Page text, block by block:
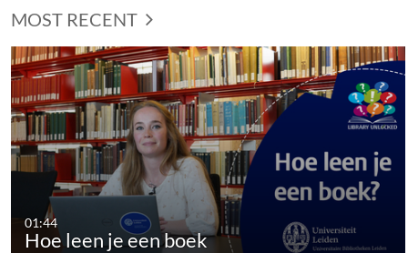
MOST RECENT
01:44
Hoe leen je een boek